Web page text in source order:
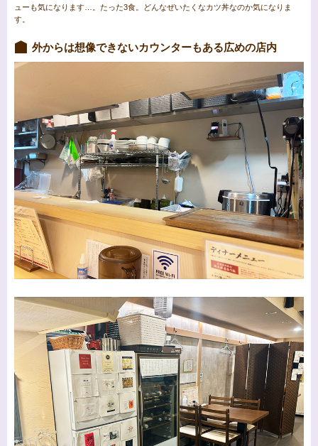
ューも気になります…。たった3食。どんなぜいたくなカツ丼なのか気になりま
す。
外からは想像できないカウンターもある広めの店内